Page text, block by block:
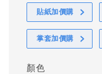
貼紙加價購
掌套加價購
顏色